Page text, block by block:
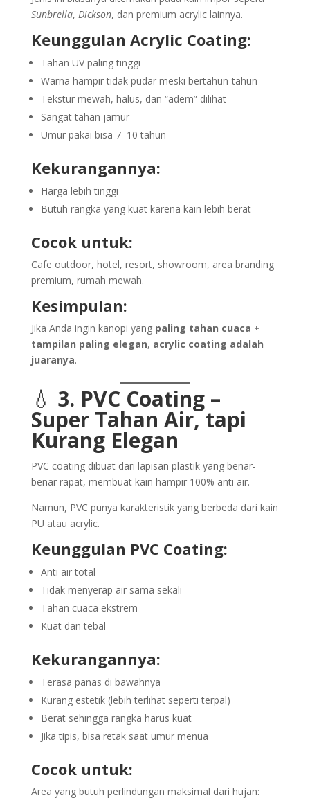
Sunbrella, Dickson, dan premium acrylic lainnya.
Keunggulan Acrylic Coating:
Tahan UV paling tinggi
Warna hampir tidak pudar meski bertahun-tahun
Tekstur mewah, halus, dan “adem” dilihat
Sangat tahan jamur
Umur pakai bisa 7–10 tahun
Kekurangannya:
Harga lebih tinggi
Butuh rangka yang kuat karena kain lebih berat
Cocok untuk:
Cafe outdoor, hotel, resort, showroom, area branding
premium, rumah mewah.
Kesimpulan:
Jika Anda ingin kanopi yang paling tahan cuaca +
tampilan paling elegan, acrylic coating adalah
juaranya.
💧 3. PVC Coating –
Super Tahan Air, tapi
Kurang Elegan
PVC coating dibuat dari lapisan plastik yang benar-
benar rapat, membuat kain hampir 100% anti air.
Namun, PVC punya karakteristik yang berbeda dari kain
PU atau acrylic.
Keunggulan PVC Coating:
Anti air total
Tidak menyerap air sama sekali
Tahan cuaca ekstrem
Kuat dan tebal
Kekurangannya:
Terasa panas di bawahnya
Kurang estetik (lebih terlihat seperti terpal)
Berat sehingga rangka harus kuat
Jika tipis, bisa retak saat umur menua
Cocok untuk:
Area yang butuh perlindungan maksimal dari hujan: